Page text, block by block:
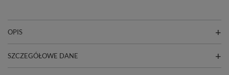
OPIS
SZCZEGÓŁOWE DANE